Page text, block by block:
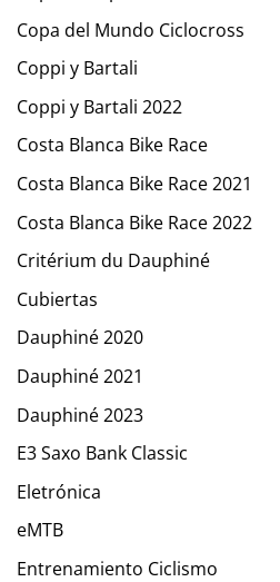
Copa del Mundo Ciclocross
Coppi y Bartali
Coppi y Bartali 2022
Costa Blanca Bike Race
Costa Blanca Bike Race 2021
Costa Blanca Bike Race 2022
Critérium du Dauphiné
Cubiertas
Dauphiné 2020
Dauphiné 2021
Dauphiné 2023
E3 Saxo Bank Classic
Eletrónica
eMTB
Entrenamiento Ciclismo